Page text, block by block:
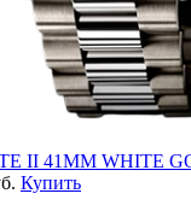
II 41MM WHITE
Купить